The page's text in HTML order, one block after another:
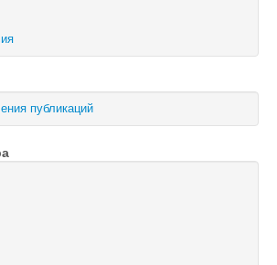
тела
полупроводников
публикаций